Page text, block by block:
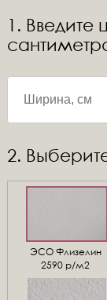
1. Введите
2.
ЭСО Флизелин
2590 р/м2